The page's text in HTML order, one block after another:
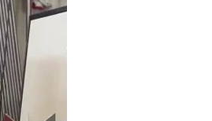
Video abspielen